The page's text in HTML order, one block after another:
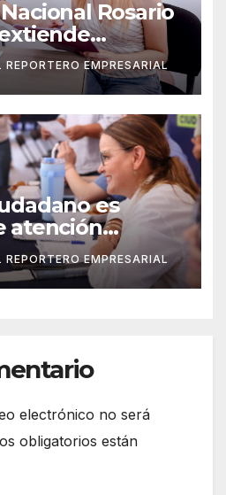
Rosario
ingreso al 31
REPORTERO EMPRESARIAL
es
atención
para las y los
Patrón
REPORTERO EMPRESARIAL
electrónico no será
obligatorios están